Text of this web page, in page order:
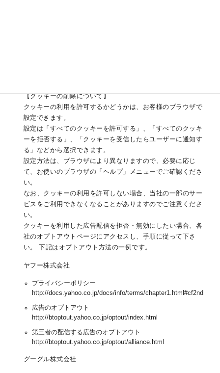
【クッキーの削除について】
クッキーの利用を許可するかどうかは、お客様のブラウザで
設定できます。
設定は「すべてのクッキーを許可する」、「すべてのクッキ
ーを拒否する」、「クッキーを受信したらユーザーに通知す
る」などから選択できます。
設定方法は、ブラウザにより異なりますので、必要に応じ
て、お使いのブラウザの「ヘルプ」メニューでご確認くださ
い。
なお、クッキーの利用を許可しない場合、当社の一部のサー
ビスをご利用できなくなることがありますのでご注意くださ
い。
クッキーを利用した広告配信を拒否・無効にしたい場合、各
社のオプトアウトページにアクセスし、手順に従って下さ
い。 下記はオプトアウト方法の一例です。
ヤフー株式会社
プライバシーポリシー
http://docs.yahoo.co.jp/docs/info/terms/chapter1.html#cf2nd
広告のオプトアウト
http://btoptout.yahoo.co.jp/optout/index.html
第三者の配信する広告のオプトアウト
http://btoptout.yahoo.co.jp/optout/alliance.html
グーグル株式会社